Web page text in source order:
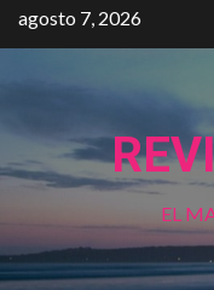
Saltar
al
agosto 7, 2026
EL